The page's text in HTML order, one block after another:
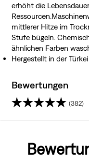
erhöht die
mittlerer Hitze im
Stufe bügeln.
ähnlichen Farben
Hergestellt in der Türkei
Bewertungen
(382)